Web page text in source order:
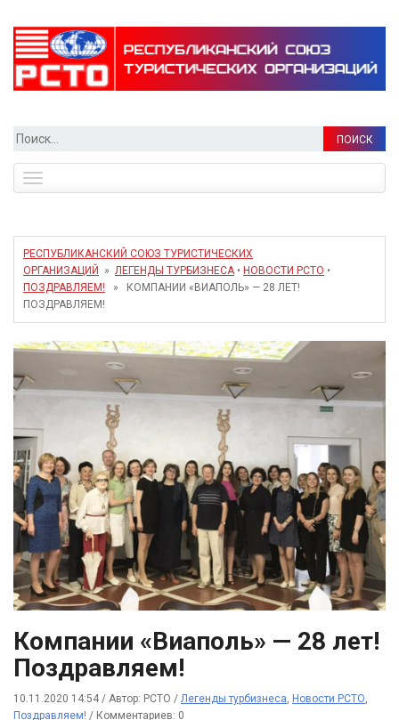
Найти:
navigation
РЕСПУБЛИКАНСКИЙ СОЮЗ ТУРИСТИЧЕСКИХ
ОРГАНИЗАЦИЙ
» ЛЕГЕНДЫ ТУРБИЗНЕСА• НОВОСТИ РСТО •
ПОЗДРАВЛЯЕМ! » КОМПАНИИ «ВИАПОЛЬ» — 28 ЛЕТ!
ПОЗДРАВЛЯЕМ!
Компании «Виаполь» — 28 лет!
Поздравляем!
10.11.2020 14:54 / Автор: РСТО / Легенды турбизнеса, Новости РСТО,
Поздравляем! / Комментариев: 0